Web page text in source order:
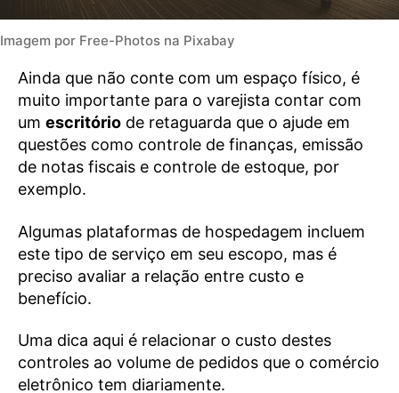
Imagem por Free-Photos na Pixabay
Ainda que não conte com um espaço físico, é
muito importante para o varejista contar com
um escritório de retaguarda que o ajude em
questões como controle de finanças, emissão
de notas fiscais e controle de estoque, por
exemplo.
Algumas plataformas de hospedagem incluem
este tipo de serviço em seu escopo, mas é
preciso avaliar a relação entre custo e
benefício.
Uma dica aqui é relacionar o custo destes
controles ao volume de pedidos que o comércio
eletrônico tem diariamente.